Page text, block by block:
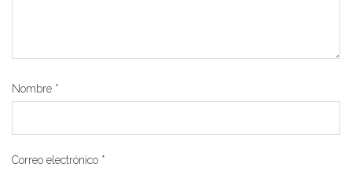
Nombre *
Correo electrónico *